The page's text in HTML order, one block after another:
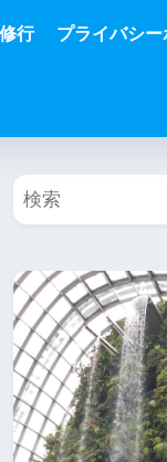
修行 プライバシ